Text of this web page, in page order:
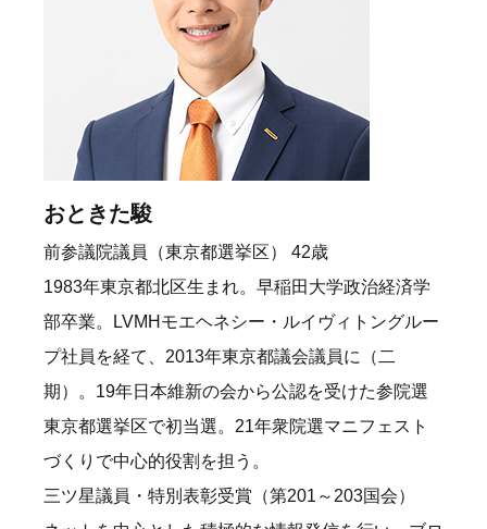
おときた駿
前参議院議員（東京都選挙区） 42歳
1983年東京都北区生まれ。早稲田大学政治経済学
部卒業。LVMHモエヘネシー・ルイヴィトングルー
プ社員を経て、2013年東京都議会議員に（二
期）。19年日本維新の会から公認を受けた参院選
東京都選挙区で初当選。21年衆院選マニフェスト
づくりで中心的役割を担う。
三ツ星議員・特別表彰受賞（第201～203国会）